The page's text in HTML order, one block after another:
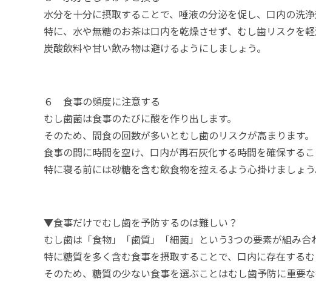
水分を十分に摂取することで、唾液の分泌を促し、口内の洗浄
特に、水や無糖のお茶は口内を乾燥させず、むし歯リスクを軽
炭酸飲料や甘い飲み物は避けるようにしましょう。
６ 食事の頻度に注意する
むし歯菌は食事のたびに酸を作り出します。
そのため、間食の回数が多いとむし歯のリスクが高まります。
食事の間に時間を空け、口内が再石灰化する時間を確保するこ
特に寝る前には砂糖を含む飲食物を控えるよう心掛けましょう
▼食事だけでむし歯を予防するのは難しい？
むし歯は「食物」「歯質」「細菌」という3つの要素が組み合
特に糖質を多く含む食事を摂取することで、口内に存在する
そのため、糖質の少ない食事を選ぶことはむし歯予防に重要